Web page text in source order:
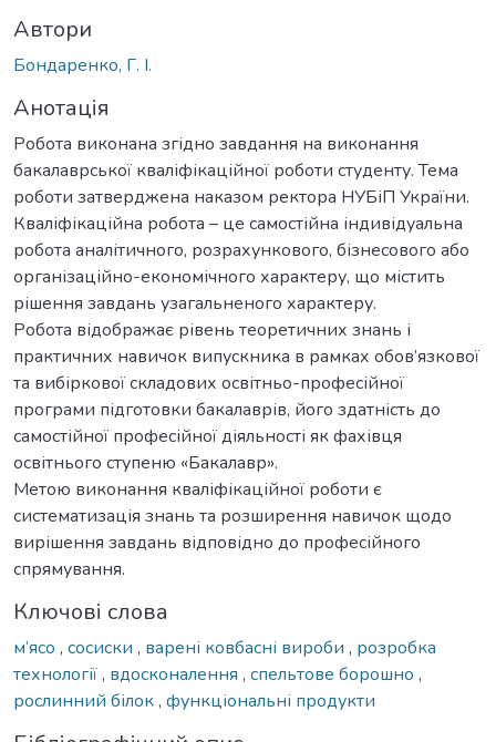
Автори
Бондаренко, Г. І.
Анотація
Робота виконана згідно завдання на виконання
бакалаврської кваліфікаційної роботи студенту. Тема
роботи затверджена наказом ректора НУБіП України.
Кваліфікаційна робота – це самостійна індивідуальна
робота аналітичного, розрахункового, бізнесового або
організаційно-економічного характеру, що містить
рішення завдань узагальненого характеру.
Робота відображає рівень теоретичних знань і
практичних навичок випускника в рамках обов’язкової
та вибіркової складових освітньо-професійної
програми підготовки бакалаврів, його здатність до
самостійної професійної діяльності як фахівця
освітнього ступеню «Бакалавр».
Метою виконання кваліфікаційної роботи є
систематизація знань та розширення навичок щодо
вирішення завдань відповідно до професійного
спрямування.
Ключові слова
м’ясо , сосиски , варені ковбасні вироби , розробка
технології, вдосконалення , спельтове борошно ,
рослинний білок, функціональні продукти